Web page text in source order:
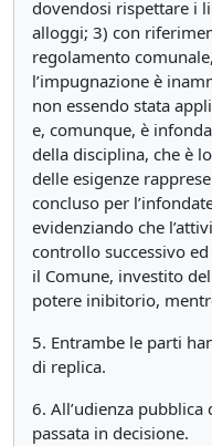
dovendosi rispettare i
alloggi; 3) con
regolamento
l’impugnazione è
non essendo stata
e, comunque, è
della disciplina, che è
delle esigenze
concluso per
evidenziando che
controllo successivo
il Comune, investito
potere inibitorio,
5. Entrambe le parti
di replica.
6. All’udienza
passata in decisione.